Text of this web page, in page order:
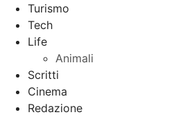
Turismo
Tech
Life
Animali
Scritti
Cinema
Redazione